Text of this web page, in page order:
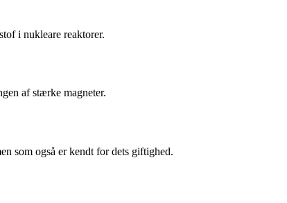
i nukleare reaktorer.
af stærke magneter.
som også er kendt for dets giftighed.